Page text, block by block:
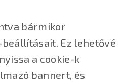
bármikor
Ez lehetővé
a cookie-k
bannert, és